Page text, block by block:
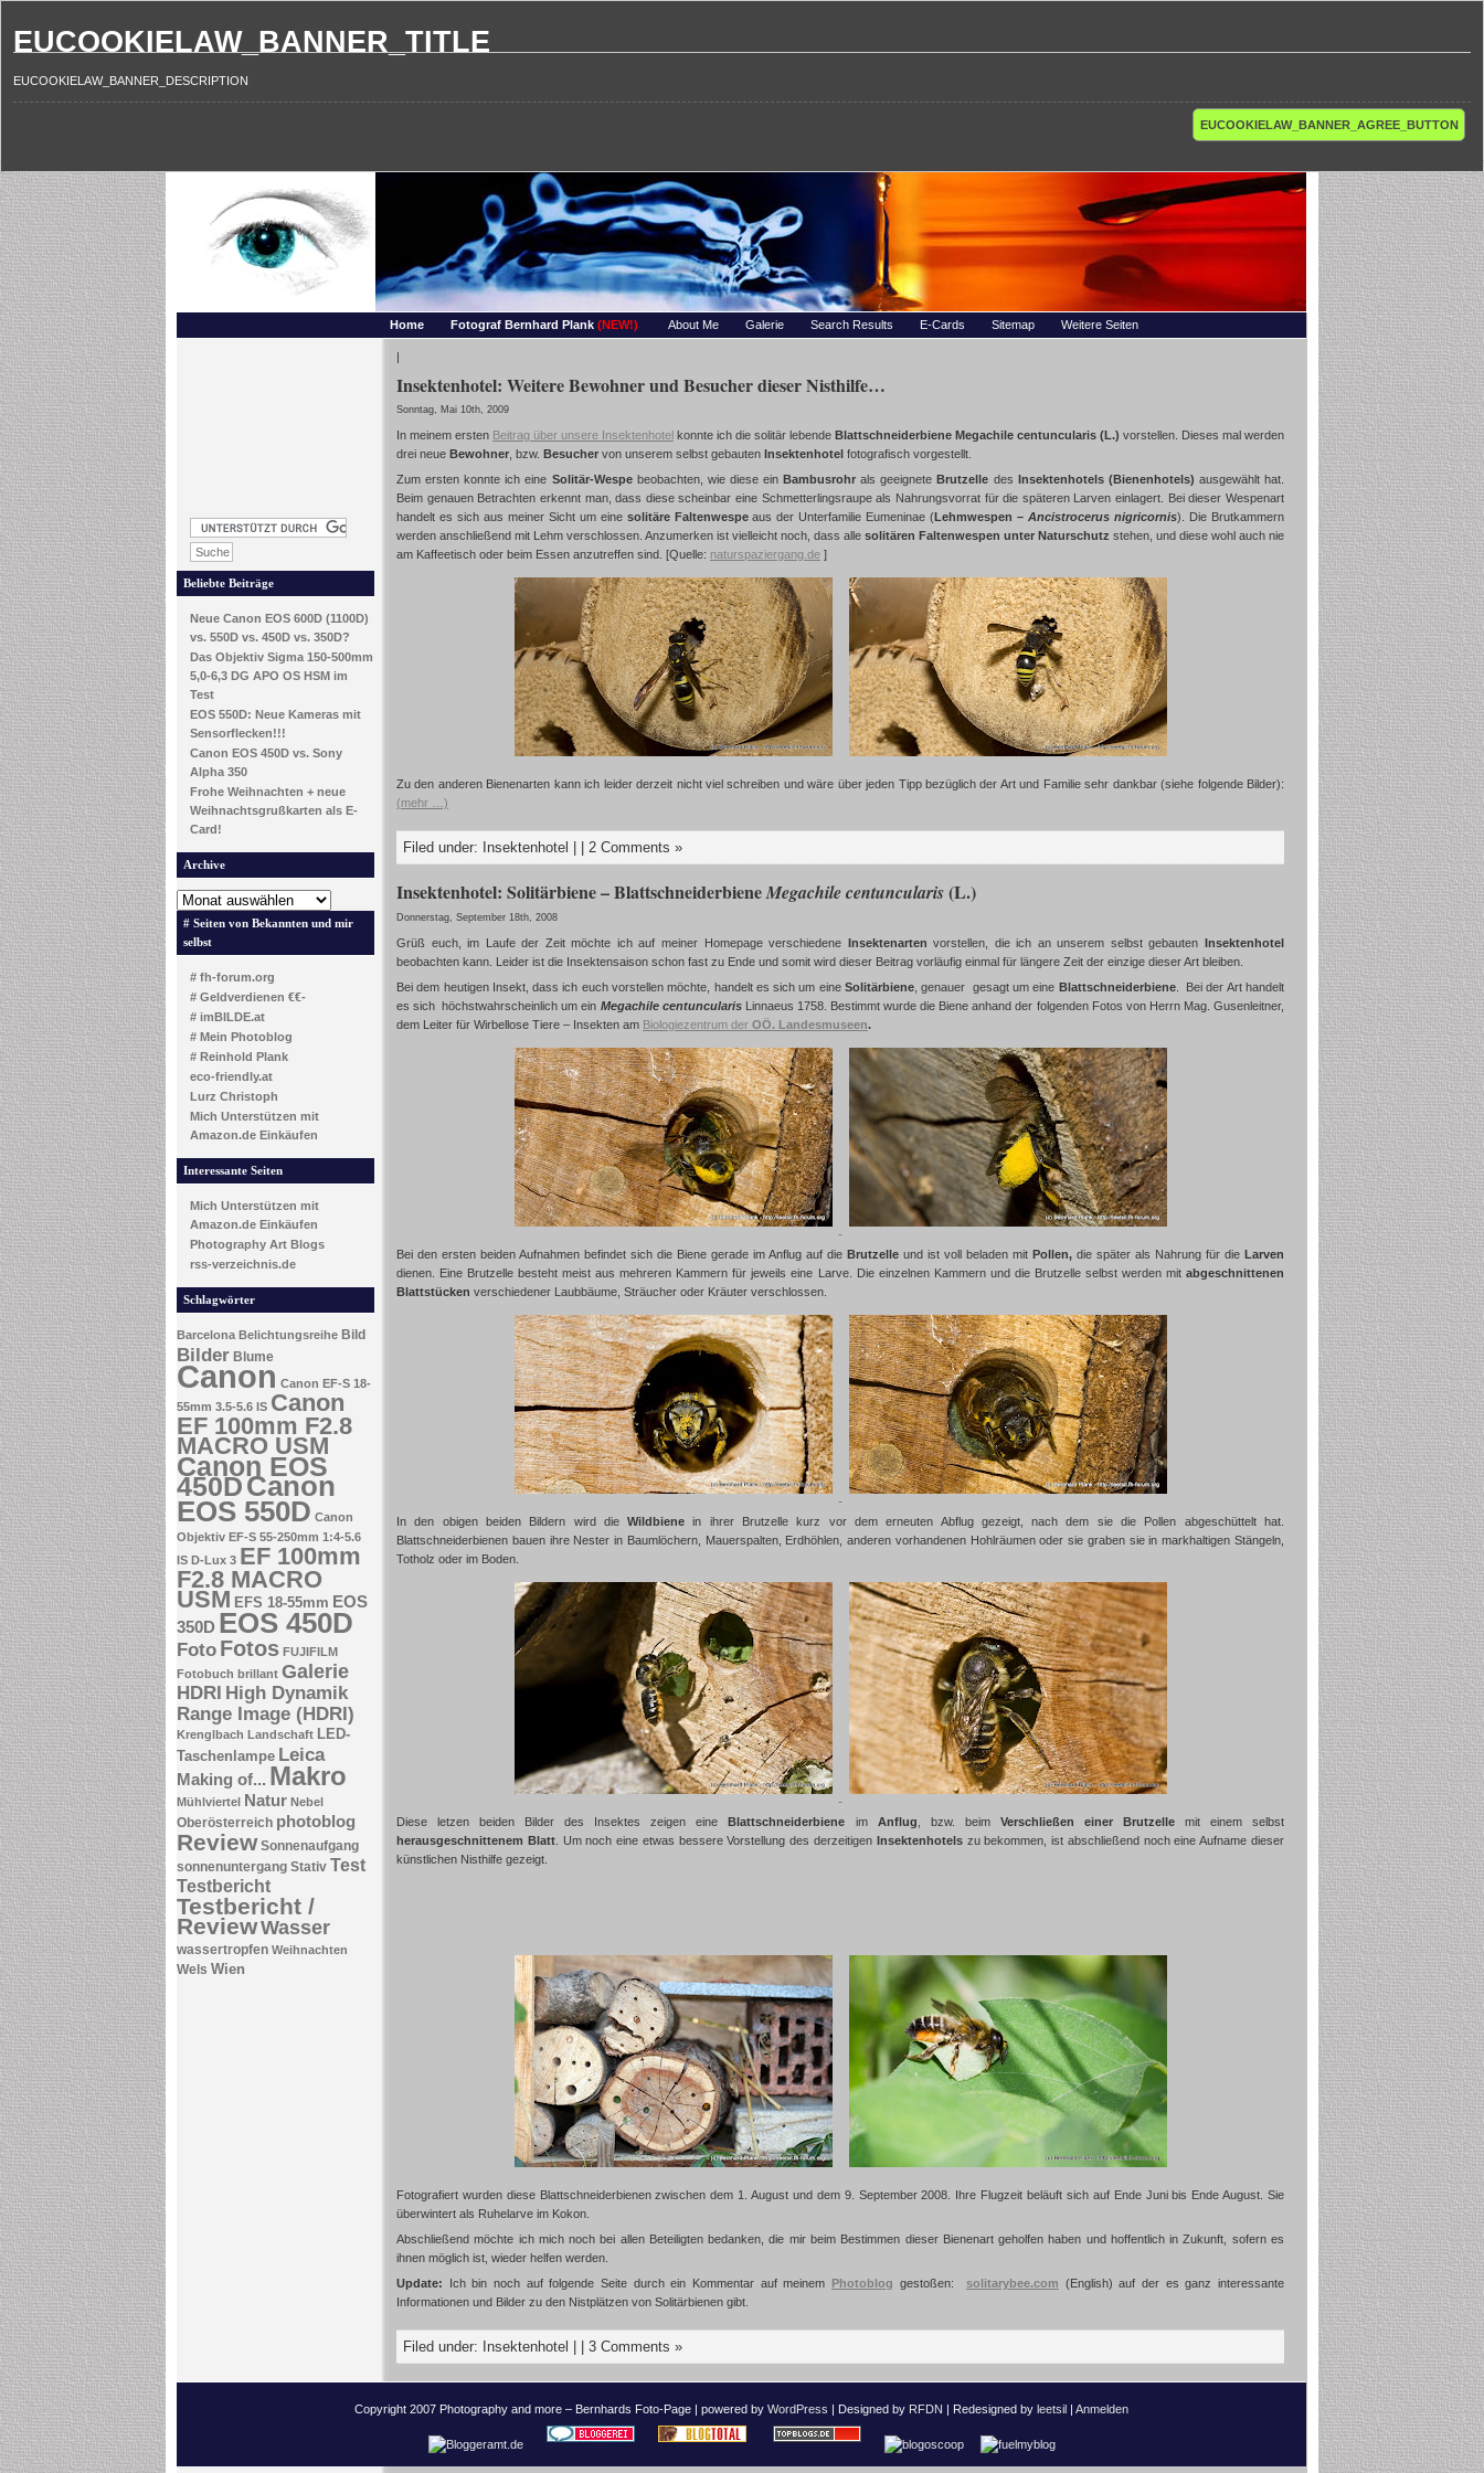
EUCOOKIELAW_BANNER_TITLE
EUCOOKIELAW_BANNER_DESCRIPTION
EUCOOKIELAW_BANNER_AGREE_BUTTON
Home Fotograf Bernhard Plank (NEW!) About Me Galerie Search Results E-Cards Sitemap Weitere Seiten
Beliebte Beiträge
Neue Canon EOS 600D (1100D)
vs. 550D vs. 450D vs. 350D?
Das Objektiv Sigma 150-500mm
5,0-6,3 DG APO OS HSM im
Test
EOS 550D: Neue Kameras mit
Sensorflecken!!!
Canon EOS 450D vs. Sony
Alpha 350
Frohe Weihnachten + neue
Weihnachtsgrußkarten als E-
Card!
Archive
# Seiten von Bekannten und mir
selbst
# fh-forum.org
# Geldverdienen €€-
# imBILDE.at
# Mein Photoblog
# Reinhold Plank
eco-friendly.at
Lurz Christoph
Mich Unterstützen mit
Amazon.de Einkäufen
Interessante Seiten
Mich Unterstützen mit
Amazon.de Einkäufen
Photography Art Blogs
rss-verzeichnis.de
Schlagwörter
Barcelona Belichtungsreihe Bild
Bilder Blume
Canon Canon EF-S 18-
55mm 3.5-5.6 IS Canon
EF 100mm F2.8
MACRO USM
Canon EOS
450DCanon
EOS 550D Canon
Objektiv EF-S 55-250mm 1:4-5.6
IS D-Lux 3 EF 100mm
F2.8 MACRO
USM EFS 18-55mm EOS
350D EOS 450D
Foto Fotos FUJIFILM
Fotobuch brillant Galerie
HDRI High Dynamik
Range Image (HDRI)
Krenglbach Landschaft LED-
Taschenlampe Leica
Making of... Makro
Mühlviertel Natur Nebel
Oberösterreich photoblog
Review Sonnenaufgang
sonnenuntergang Stativ Test
Testbericht
Testbericht /
ReviewWasser
wassertropfen Weihnachten
Wels Wien
|
Insektenhotel: Weitere Bewohner und Besucher dieser Nisthilfe…
Sonntag, Mai 10th, 2009
In meinem ersten Beitrag über unsere Insektenhotel konnte ich die solitär lebende Blattschneiderbiene Megachile centuncularis (L.) vorstellen. Dieses mal werden
drei neue Bewohner , bzw. Besucher von unserem selbst gebauten Insektenhotel fotografisch vorgestellt.
Zum ersten konnte ich eine Solitär-Wespebeobachten, wie diese einBambusrohr als geeigneteBrutzelle des Insektenhotels (Bienenhotels) ausgewählt hat.
Beim genauen Betrachten erkennt man, dass diese scheinbar eine Schmetterlingsraupe als Nahrungsvorrat für die späteren Larven einlagert. Bei dieser Wespenart
handelt es sich aus meiner Sicht um eine solitäre Faltenwespeaus der Unterfamilie Eumeninae (Lehmwespen –Ancistrocerus nigricornis). Die Brutkammern
werden anschließend mit Lehm verschlossen. Anzumerken ist vielleicht noch, dass alle solitären Faltenwespen unter Naturschutz stehen, und diese wohl auch nie
am Kaffeetisch oder beim Essen anzutreffen sind. [Quelle: naturspaziergang.de ]
Zu den anderen Bienenarten kann ich leider derzeit nicht viel schreiben und wäre über jeden Tipp bezüglich der Art und Familie sehr dankbar (siehe folgende Bilder):
(mehr …)
Filed under: Insektenhotel 2 Comments »
Insektenhotel: Solitärbiene – BlattschneiderbieneMegachile centuncularis(L.)
Donnerstag, September 18th, 2008
Grüß euch, im Laufe der Zeit möchte ich auf meiner Homepage verschiedene Insektenarten vorstellen, die ich an unserem selbst gebautenInsektenhotel
beobachten kann. Leider ist die Insektensaison schon fast zu Ende und somit wird dieser Beitrag vorläufig einmal für längere Zeit der einzige dieser Art bleiben.
Bei dem heutigen Insekt, dass ich euch vorstellen möchte, handelt es sich um eine Solitärbiene, genauer gesagt um eine Blattschneiderbiene. Bei der Art handelt
es sich höchstwahrscheinlich um ein Megachile centuncularisLinnaeus 1758. Bestimmt wurde die Biene anhand der folgenden Fotos von Herrn Mag. Gusenleitner,
dem Leiter für Wirbellose Tiere – Insekten am Biologiezentrum der OÖ. Landesmuseen.
Bei den ersten beiden Aufnahmen befindet sich die Biene gerade im Anflug auf die Brutzelle und ist voll beladen mit Pollen, die später als Nahrung für die Larven
dienen. Eine Brutzelle besteht meist aus mehreren Kammern für jeweils eine Larve. Die einzelnen Kammern und die Brutzelle selbst werden mit abgeschnittenen
Blattstücken verschiedener Laubbäume, Sträucher oder Kräuter verschlossen.
In den obigen beiden Bildern wird dieWildbiene in ihrer Brutzelle kurz vor dem erneuten Abflug gezeigt, nach dem sie die Pollen abgeschüttelt hat.
Blattschneiderbienen bauen ihre Nester in Baumlöchern, Mauerspalten, Erdhöhlen, anderen vorhandenen Hohlräumen oder sie graben sie in markhaltigen Stängeln,
Totholz oder im Boden.
Diese letzen beiden Bilder des Insektes zeigen eineBlattschneiderbiene im Anflug , bzw. beim Verschließen einer Brutzellemit einem selbst
herausgeschnittenem Blatt. Um noch eine etwas bessere Vorstellung des derzeitigen Insektenhotelszu bekommen, ist abschließend noch eine Aufname dieser
künstlichen Nisthilfe gezeigt.
Fotografiert wurden diese Blattschneiderbienen zwischen dem 1. August und dem 9. September 2008. Ihre Flugzeit beläuft sich auf Ende Juni bis Ende August. Sie
überwintert als Ruhelarve im Kokon.
Abschließend möchte ich mich noch bei allen Beteiligten bedanken, die mir beim Bestimmen dieser Bienenart geholfen haben und hoffentlich in Zukunft, sofern es
ihnen möglich ist, wieder helfen werden.
Update: Ich bin noch auf folgende Seite durch ein Kommentar auf meinem Photoblog gestoßen: solitarybee.com (English) auf der es ganz interessante
Informationen und Bilder zu den Nistplätzen von Solitärbienen gibt.
Filed under: Insektenhotel 3 Comments »
Copyright 2007 Photography and more – Bernhards Foto-Page | powered by WordPress | Designed by RFDN | Redesigned by leetsil | Anmelden